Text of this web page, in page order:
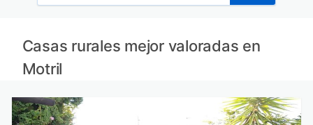
Casas rurales mejor valoradas en
Motril